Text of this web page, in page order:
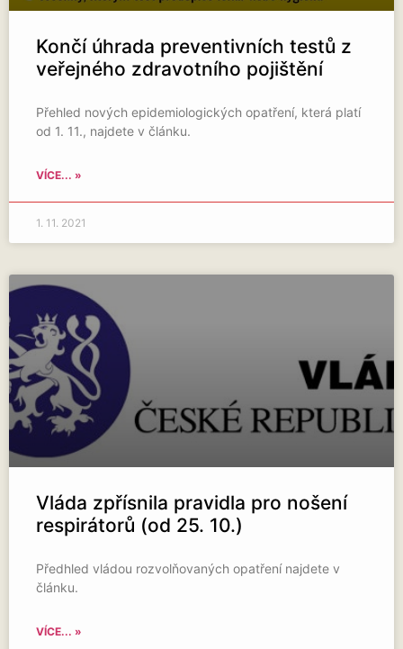
Končí úhrada preventivních testů z
veřejného zdravotního pojištění
Přehled nových epidemiologických opatření, která platí
od 1. 11., najdete v článku.
VÍCE... »
1. 11. 2021
Vláda zpřísnila pravidla pro nošení
respirátorů (od 25. 10.)
Předhled vládou rozvolňovaných opatření najdete v
článku.
VÍCE... »